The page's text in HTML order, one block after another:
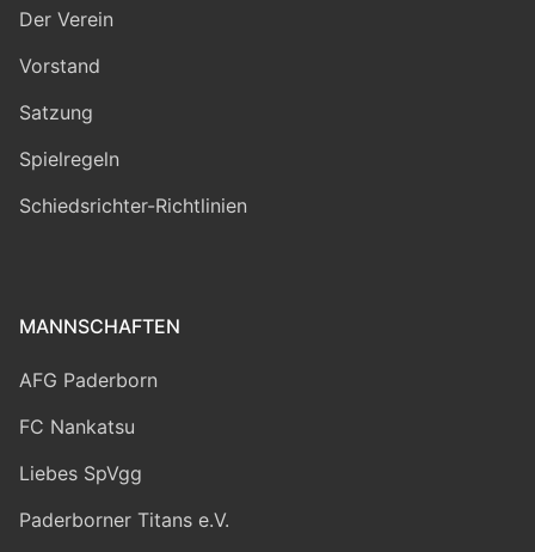
Der Verein
Vorstand
Satzung
Spielregeln
Schiedsrichter-Richtlinien
MANNSCHAFTEN
AFG Paderborn
FC Nankatsu
Liebes SpVgg
Paderborner Titans e.V.